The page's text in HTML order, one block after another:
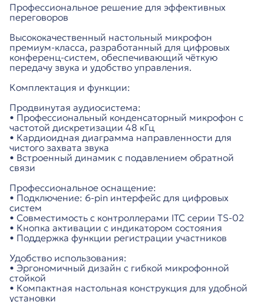
Профессиональное решение для эффективных
переговоров
Высококачественный настольный микрофон
премиум-класса, разработанный для цифровых
конференц-систем, обеспечивающий чёткую
передачу звука и удобство управления.
Комплектация и функции:
Продвинутая аудиосистема:
• Профессиональный конденсаторный микрофон с
частотой дискретизации 48 кГц
• Кардиоидная диаграмма направленности для
чистого захвата звука
• Встроенный динамик с подавлением обратной
связи
Профессиональное оснащение:
• Подключение: 6-pin интерфейс для цифровых
систем
• Совместимость с контроллерами ITC серии TS-02
• Кнопка активации с индикатором состояния
• Поддержка функции регистрации участников
Удобство использования:
• Эргономичный дизайн с гибкой микрофонной
стойкой
• Компактная настольная конструкция для удобной
установки